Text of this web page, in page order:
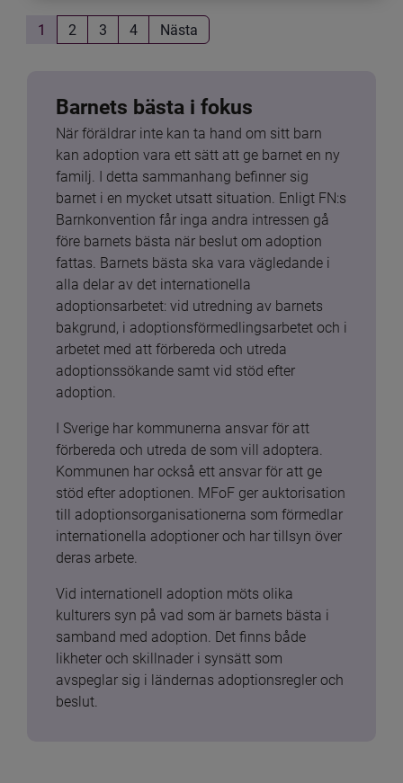
1 2 3 4 Nästa
Barnets bästa i fokus
När föräldrar inte kan ta hand om sitt barn
kan adoption vara ett sätt att ge barnet en ny
familj. I detta sammanhang befinner sig
barnet i en mycket utsatt situation. Enligt FN:s
Barnkonvention får inga andra intressen gå
före barnets bästa när beslut om adoption
fattas. Barnets bästa ska vara vägledande i
alla delar av det internationella
adoptionsarbetet: vid utredning av barnets
bakgrund, i adoptionsförmedlingsarbetet och i
arbetet med att förbereda och utreda
adoptionssökande samt vid stöd efter
adoption.
I Sverige har kommunerna ansvar för att
förbereda och utreda de som vill adoptera.
Kommunen har också ett ansvar för att ge
stöd efter adoptionen. MFoF ger auktorisation
till adoptionsorganisationerna som förmedlar
internationella adoptioner och har tillsyn över
deras arbete.
Vid internationell adoption möts olika
kulturers syn på vad som är barnets bästa i
samband med adoption. Det finns både
likheter och skillnader i synsätt som
avspeglar sig i ländernas adoptionsregler och
beslut.